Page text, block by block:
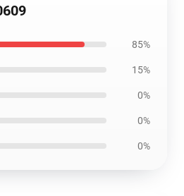
85%
15%
0%
0%
0%